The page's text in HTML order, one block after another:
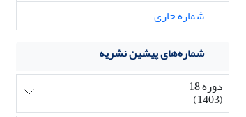
شماره جاری
شماره‌های پیشین نشریه
دوره 18
(1403)